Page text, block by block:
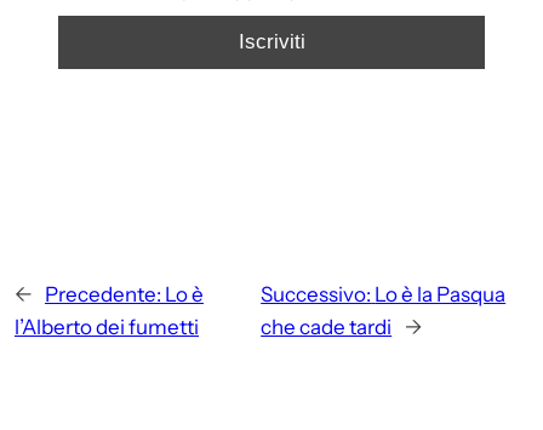
← Precedente: Lo è
l’Alberto dei fumetti
Successivo: Lo è la Pasqua
che cade tardi
→